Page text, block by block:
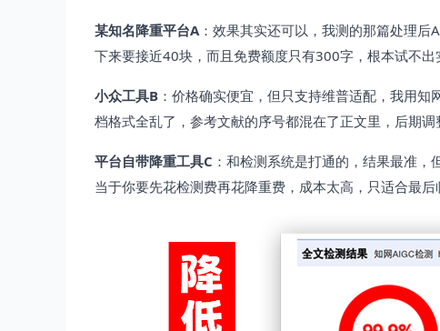
某知名降重平台A：效果其实还可以，我测的那篇处理后
下来要接近40块，而且免费额度只有300字，根本试不出
小众工具B ：价格确实便宜，但只支持维普适配，我用
档格式全乱了，参考文献的序号都混在了正文里，后期
平台自带降重工具C ：和检测系统是打通的，结果最准
当于你要先花检测费再花降重费，成本太高，只适合最后